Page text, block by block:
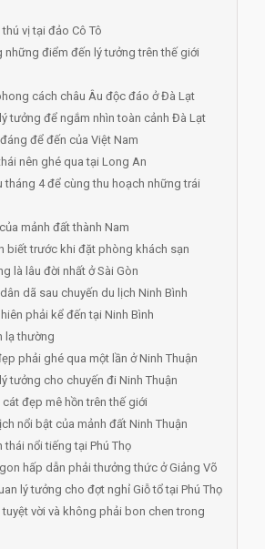
vị tại đảo Cô Tô
những điểm đến lý tưởng trên thế giới
cách châu Âu độc đáo ở Đà Lạt
tưởng để ngắm nhìn toàn cảnh Đà Lạt
để đến của Việt Nam
nên ghé qua tại Long An
tháng 4 để cùng thu hoạch những trái
mảnh đất thành Nam
biết trước khi đặt phòng khách sạn
là lâu đời nhất ở Sài Gòn
dã sau chuyến du lịch Ninh Bình
phải kể đến tại Ninh Bình
lạ thường
phải ghé qua một lần ở Ninh Thuận
tưởng cho chuyến đi Ninh Thuận
đẹp mê hồn trên thế giới
nổi bật của mảnh đất Ninh Thuận
thái nổi tiếng tại Phú Thọ
hấp dẫn phải thưởng thức ở Giảng Võ
lý tưởng cho đợt nghỉ Giỗ tổ tại Phú Thọ
vời và không phải bon chen trong